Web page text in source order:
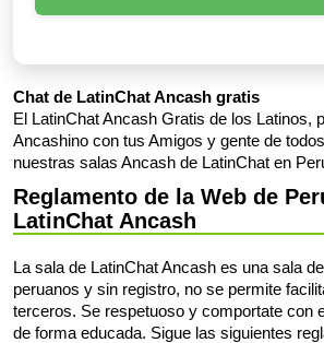
Chat de LatinChat Ancash gratis
El LatinChat Ancash Gratis de los Latinos,
Ancashino con tus Amigos y gente de
nuestras salas Ancash de LatinChat en
Reglamento de la Web de
LatinChat Ancash
La sala de LatinChat Ancash es una sala
peruanos y sin registro, no se permite
terceros. Se respetuoso y comportate con
de forma educada. Sigue las siguientes